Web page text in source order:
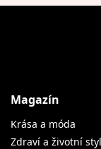
Magazín
Krása a móda
Zdraví a životní styl